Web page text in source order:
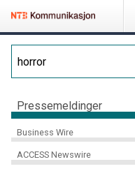
Pressemeldinger
Business Wire
ACCESS Newswire